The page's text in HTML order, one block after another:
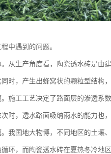
中遇到的问题。
从生产角度看，陶瓷透水砖是由
时，产生出蜂窝状的颗粒型结构
施工工艺决定了路面层的渗透系
时，透水路面吸纳雨水的能力也，
我国地大物博，不同地区的土壤
环，而陶瓷透水砖在夏热冬冷地